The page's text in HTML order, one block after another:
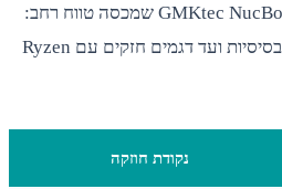
הוספנו לאתר סדרת מחשבי GMKtec NucBox שמכסה טווח רחב:
ממחשב קטן וחסכוני לעמדות בסיסיות ועד דגמים חזקים עם Ryzen
נקודת חוזקה